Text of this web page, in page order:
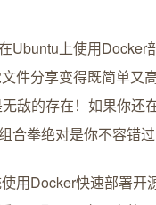
Ubuntu上使用Docker
件分享变得既简单又
敌的存在！如果你还
合拳绝对是你不容错
用Docker快速部署开